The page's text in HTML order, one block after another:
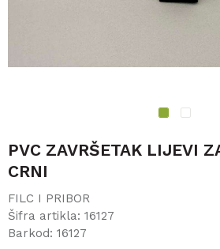
1 2
PVC ZAVRŠETAK LIJEVI
CRNI
FILC I PRIBOR
Šifra artikla: 16127
Barkod: 16127